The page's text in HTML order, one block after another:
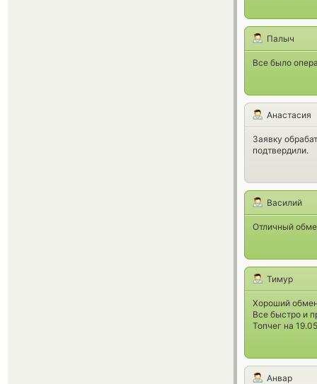
Палыч
Все было
Анастасия
Заявку
подтвердили.
Василий
Отличный
Тимур
Хороший
Все быстро и
Топчег на
Анвар